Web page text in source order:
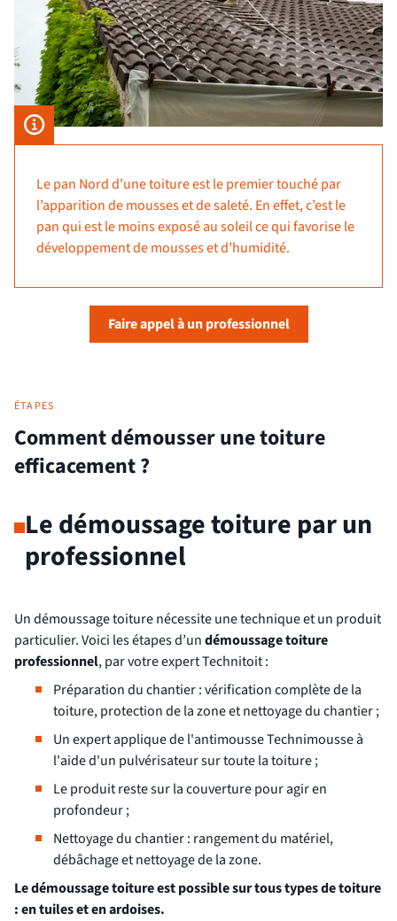
Le pan Nord d’une toiture est le premier touché par
l’apparition de mousses et de saleté. En effet, c’est le
pan qui est le moins exposé au soleil ce qui favorise le
développement de mousses et d’humidité.
Faire appel à un professionnel
ÉTAPES
Comment démousser une toiture
efficacement ?
Le démoussage toiture par un
professionnel
Un démoussage toiture nécessite une technique et un produit
particulier. Voici les étapes d’undémoussage toiture
professionnel, par votre expert Technitoit :
Préparation du chantier : vérification complète de la
toiture, protection de la zone et nettoyage du chantier ;
Un expert applique de l'antimousse Technimousse à
l'aide d'un pulvérisateur sur toute la toiture ;
Le produit reste sur la couverture pour agir en
profondeur ;
Nettoyage du chantier : rangement du matériel,
débâchage et nettoyage de la zone.
Le démoussage toiture est possible sur tous types de toiture
: en tuiles et en ardoises.